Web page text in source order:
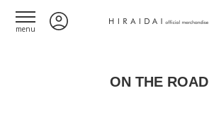
menu
ON THE ROAD